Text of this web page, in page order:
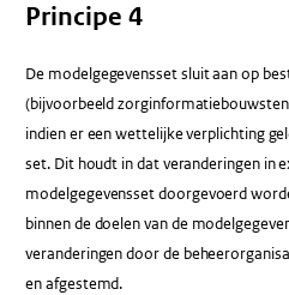
Principe 4
De modelgegevensset sluit aan op
(bijvoorbeeld
indien er een wettelijke verplichting
set. Dit houdt in dat veranderingen in
modelgegevensset doorgevoerd
binnen de doelen van de
veranderingen door de
en afgestemd.